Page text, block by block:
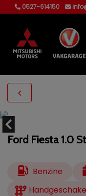
0527-614150
Ford Fiesta 1.0
Benzine